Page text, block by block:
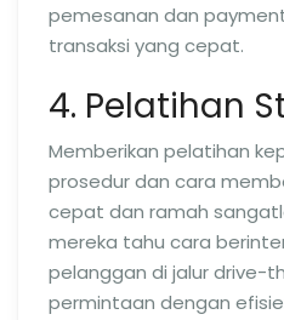
pemesanan dan
transaksi yang cepat.
4. Pelatihan
Memberikan pelatihan
prosedur dan cara
cepat dan ramah
mereka tahu cara
pelanggan di jalur drive-
permintaan dengan